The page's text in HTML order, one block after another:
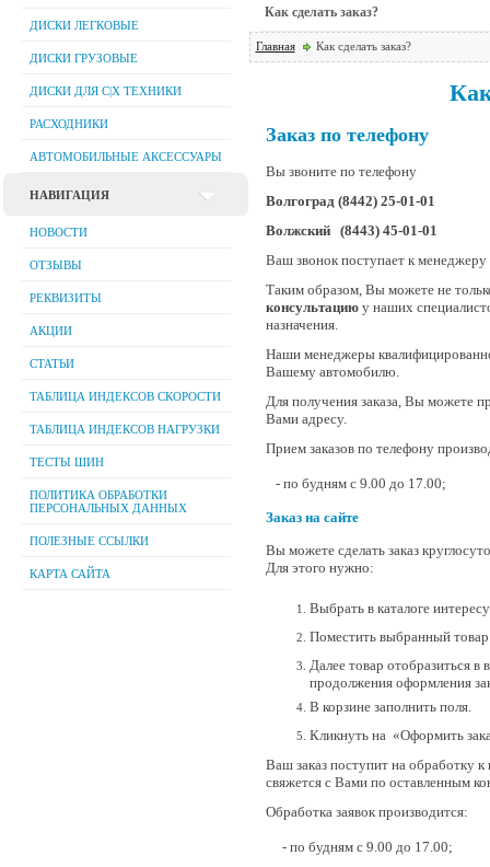
ДИСКИ ЛЕГКОВЫЕ
ДИСКИ ГРУЗОВЫЕ
ДИСКИ ДЛЯ C|Х ТЕХНИКИ
РАСХОДНИКИ
АВТОМОБИЛЬНЫЕ АКСЕССУАРЫ
НАВИГАЦИЯ
НОВОСТИ
ОТЗЫВЫ
РЕКВИЗИТЫ
АКЦИИ
СТАТЬИ
ТАБЛИЦА ИНДЕКСОВ СКОРОСТИ
ТАБЛИЦА ИНДЕКСОВ НАГРУЗКИ
ТЕСТЫ ШИН
ПОЛИТИКА ОБРАБОТКИ
ПЕРСОНАЛЬНЫХ ДАННЫХ
ПОЛЕЗНЫЕ ССЫЛКИ
КАРТА САЙТА
Как сделать заказ?
Главная Как сделать заказ?
Заказ по телефону
Вы звоните по телефону
Волгоград (8442) 25-01-01
Волжский (8443) 45-01-01
Ваш звонок поступает к менеджеру
Таким образом, Вы можете не
консультациюу наших
назначения.
Наши менеджеры
Вашему автомобилю.
Для получения заказа, Вы можете
Вами адресу.
Прием заказов по телефону
- по будням с 9.00 до 17.00;
Заказ на сайте
Вы можете сделать заказ
Для этого нужно:
Выбрать в каталоге
Поместить выбранный товар
Далее товар отобразиться в
продолжения оформления
В корзине заполнить поля.
Кликнуть на «Оформить
Ваш заказ поступит на обработку
свяжется с Вами по оставленным
Обработка заявок производится:
- по будням с 9.00 до 17.00;